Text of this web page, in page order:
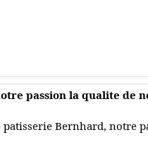
passion la qualite de
Bernhard, notre